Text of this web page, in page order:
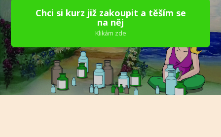
Chci si kurz již zakoupit a těším se
na něj
Klikám zde